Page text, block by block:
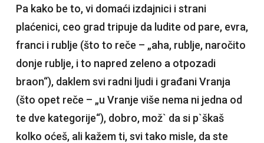
Pa kako be to, vi domaći izdajnici i strani
plaćenici, ceo grad tripuje da ludite od pare, evra,
franci i rublje (što to reče – „aha, rublje, naročito
donje rublje, i to napred zeleno a otpozadi
braon“), daklem svi radni ljudi i građani Vranja
(što opet reče – „u Vranje više nema ni jedna od
te dve kategorije“), dobro, mož` da si p`škaš
kolko oćeš, ali kažem ti, svi tako misle, da ste